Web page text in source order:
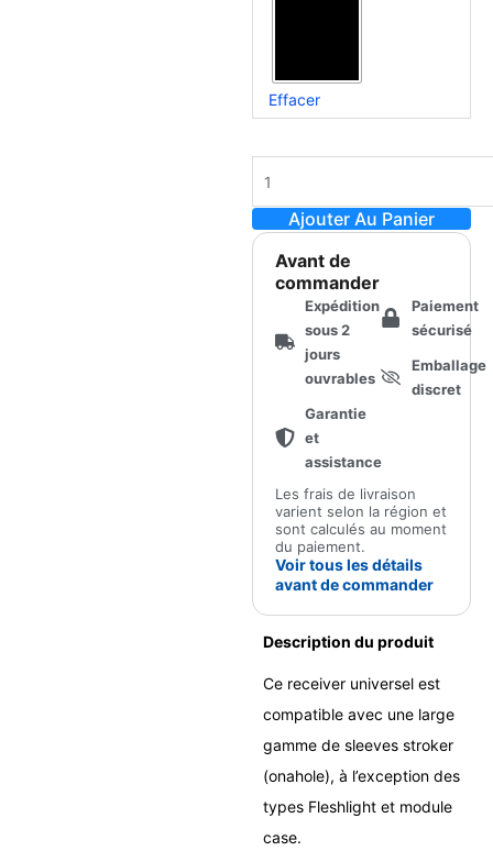
Effacer
Onahole)
Ajouter Au Panier
Avant de
commander
Expédition
sous 2
jours
ouvrables
Garantie
et
assistance
Paiement
sécurisé
Emballage
discret
Les frais de livraison
varient selon la région et
sont calculés au moment
du paiement.
Voir tous les détails
avant de commander
Description du produit
Ce receiver universel est
compatible avec une large
gamme de sleeves stroker
(onahole), à l’exception des
types Fleshlight et module
case.